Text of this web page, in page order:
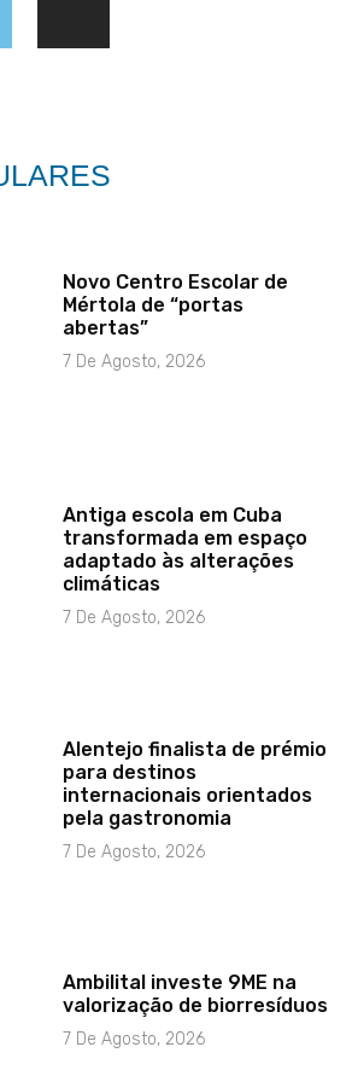
Novo Centro Escolar de
Mértola de “portas
abertas”
7 De Agosto, 2026
Antiga escola em Cuba
transformada em espaço
adaptado às alterações
climáticas
7 De Agosto, 2026
Alentejo finalista de prémio
para destinos
internacionais orientados
pela gastronomia
7 De Agosto, 2026
Ambilital investe 9ME na
valorização de biorresíduos
7 De Agosto, 2026